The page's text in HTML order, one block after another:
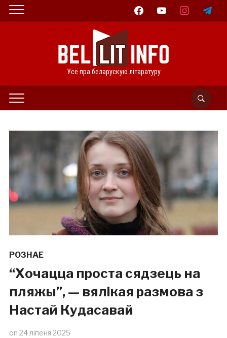
facebookyoutube instagramtelegram
Усё пра беларускую літаратуру
РОЗНАЕ
“Хочацца проста сядзець на
пляжы”, — вялікая размова з
Настай Кудасавай
on 24 ліпеня 2025